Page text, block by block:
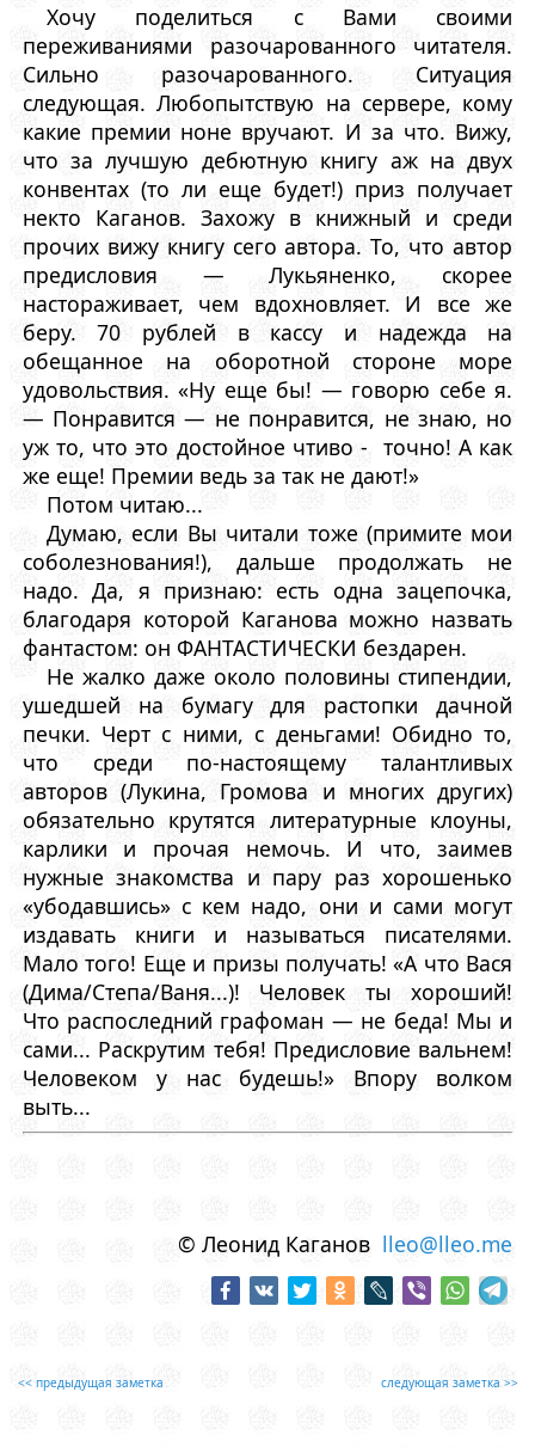
Хочу поделиться с Вами своими
переживаниями разочарованного читателя.
Сильно разочарованного. Ситуация
следующая. Любопытствую на сервере, кому
какие премии ноне вручают. И за что. Вижу,
что за лучшую дебютную книгу аж на двух
конвентах (то ли еще будет!) приз получает
некто Каганов. Захожу в книжный и среди
прочих вижу книгу сего автора. То, что автор
предисловия — Лукьяненко, скорее
настораживает, чем вдохновляет. И все же
беру. 70 рублей в кассу и надежда на
обещанное на оборотной стороне море
удовольствия. «Ну еще бы! — говорю себе я.
— Понравится — не понравится, не знаю, но
уж то, что это достойное чтиво - точно! А как
же еще! Премии ведь за так не дают!»
Потом читаю...
Думаю, если Вы читали тоже (примите мои
соболезнования!), дальше продолжать не
надо. Да, я признаю: есть одна зацепочка,
благодаря которой Каганова можно назвать
фантастом: он ФАНТАСТИЧЕСКИ бездарен.
Не жалко даже около половины стипендии,
ушедшей на бумагу для растопки дачной
печки. Черт с ними, с деньгами! Обидно то,
что среди по-настоящему талантливых
авторов (Лукина, Громова и многих других)
обязательно крутятся литературные клоуны,
карлики и прочая немочь. И что, заимев
нужные знакомства и пару раз хорошенько
«убодавшись» с кем надо, они и сами могут
издавать книги и называться писателями.
Мало того! Еще и призы получать! «А что Вася
(Дима/Степа/Ваня...)! Человек ты хороший!
Что распоследний графоман — не беда! Мы и
сами... Раскрутим тебя! Предисловие вальнем!
Человеком у нас будешь!» Впору волком
выть...
© Леонид Каганов lleo@lleo.me
<< предыдущая заметка следующая заметка >>